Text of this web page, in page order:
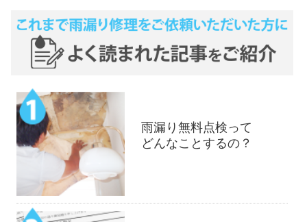
雨漏り無料点検って
どんなことするの？